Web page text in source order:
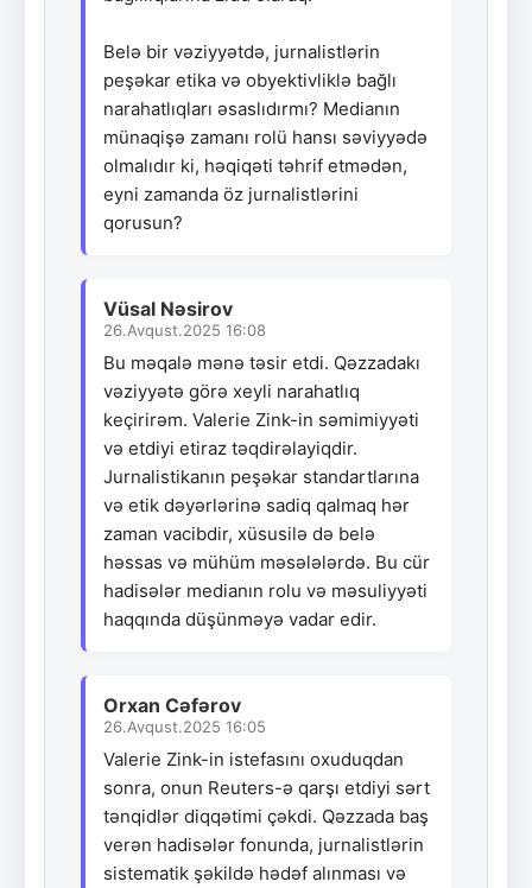
Belə bir vəziyyətdə, jurnalistlərin
peşəkar etika və obyektivliklə bağlı
narahatlıqları əsaslıdırmı? Medianın
münaqişə zamanı rolü hansı səviyyədə
olmalıdır ki, həqiqəti təhrif etmədən,
eyni zamanda öz jurnalistlərini
qorusun?
Vüsal Nəsirov
26.Avqust.2025 16:08
Bu məqalə mənə təsir etdi. Qəzzadakı
vəziyyətə görə xeyli narahatlıq
keçirirəm. Valerie Zink-in səmimiyyəti
və etdiyi etiraz təqdirəlayiqdir.
Jurnalistikanın peşəkar standartlarına
və etik dəyərlərinə sadiq qalmaq hər
zaman vacibdir, xüsusilə də belə
həssas və mühüm məsələlərdə. Bu cür
hadisələr medianın rolu və məsuliyyəti
haqqında düşünməyə vadar edir.
Orxan Cəfərov
26.Avqust.2025 16:05
Valerie Zink-in istefasını oxuduqdan
sonra, onun Reuters-ə qarşı etdiyi sərt
tənqidlər diqqətimi çəkdi. Qəzzada baş
verən hadisələr fonunda, jurnalistlərin
sistematik şəkildə hədəf alınması və